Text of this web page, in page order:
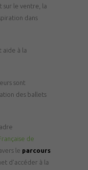
sur le ventre, la
dans
aide à la
sont
des ballets
de
le parcours
d’accéder à la